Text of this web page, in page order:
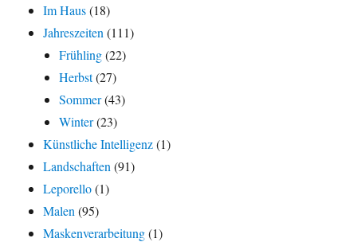
Im Haus(18)
Jahreszeiten (111)
Frühling(22)
Herbst(27)
Sommer(43)
Winter(23)
Künstliche Intelligenz(1)
Landschaften (91)
Leporello(1)
Malen (95)
Maskenverarbeitung(1)